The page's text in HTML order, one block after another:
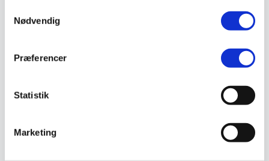
Nødvendig
Præferencer
Statistik
Marketing
Skilte